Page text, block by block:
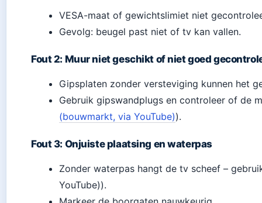
VESA-maat of gewichtslimiet niet
Gevolg: beugel past niet of tv kan vallen.
Fout 2: Muur niet geschikt of niet goed
Gipsplaten zonder versteviging kunnen het
Gebruik gipswandplugs en controleer of de
(bouwmarkt, via YouTube)).
Fout 3: Onjuiste plaatsing en waterpas
Zonder waterpas hangt de tv scheef –
YouTube)).